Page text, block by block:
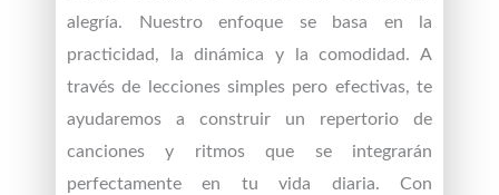
alegría. Nuestro enfoque se basa en la
practicidad, la dinámica y la comodidad. A
través de lecciones simples pero efectivas, te
ayudaremos a construir un repertorio de
canciones y ritmos que se integrarán
perfectamente en tu vida diaria. Con